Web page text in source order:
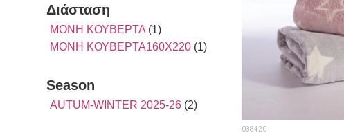
Διάσταση
ΜΟΝΗ ΚΟΥΒΕΡΤΑ (1)
ΜΟΝΗ ΚΟΥΒΕΡΤΑ160Χ220 (1)
Season
AUTUM-WINTER 2025-26 (2)
038420